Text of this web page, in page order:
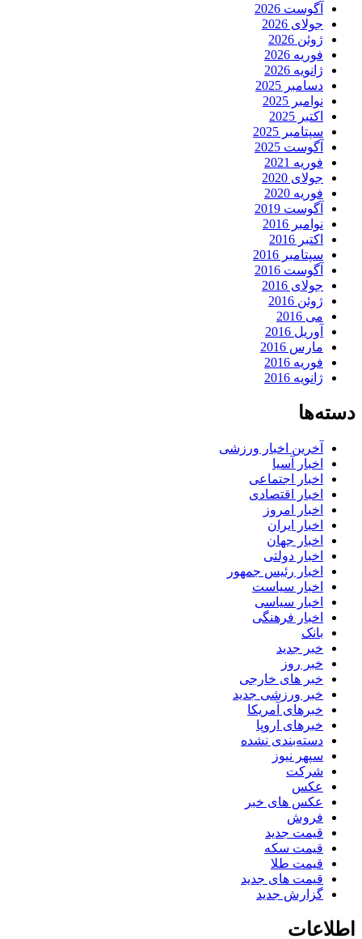
آگوست 2026
جولای 2026
ژوئن 2026
فوریه 2026
ژانویه 2026
دسامبر 2025
نوامبر 2025
اکتبر 2025
سپتامبر 2025
آگوست 2025
فوریه 2021
جولای 2020
فوریه 2020
آگوست 2019
نوامبر 2016
اکتبر 2016
سپتامبر 2016
آگوست 2016
جولای 2016
ژوئن 2016
می 2016
آوریل 2016
مارس 2016
فوریه 2016
ژانویه 2016
دسته‌ها
آخرین اخبار ورزشی
اخبار آسیا
اخبار اجتماعی
اخبار اقتصادی
اخبار امروز
اخبار ایران
اخبار جهان
اخبار دولتی
اخبار رئیس جمهور
اخبار سیاست
اخبار سیاسی
اخبار فرهنگی
بانک
خبر جدید
خبر روز
خبر های خارجی
خبر ورزشی جدید
خبرهای آمریکا
خبرهای اروپا
دسته‌بندی نشده
سپهر نیوز
شرکت
عکس
عکس های خبر
فروش
قیمت جدید
قیمت سکه
قیمت طلا
قیمت های جدید
گزارش جدید
اطلاعات